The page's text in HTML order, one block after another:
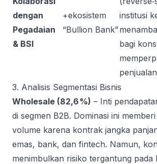
dengan
Pegadaian
& BSI
+ekosistem
“Bullion Bank”
institusi
bagi
3. Analisis Segmentasi Bisnis
Wholesale (82,6 %) – Inti
di segmen B2B. Dominasi ini
volume karena kontrak jangka
emas, bank, dan fintech. Namun,
menimbulkan risiko tergantung pada